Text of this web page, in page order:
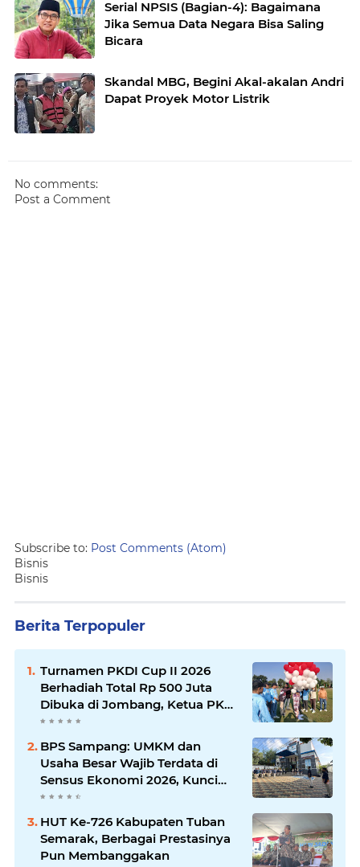
Serial NPSIS (Bagian-4): Bagaimana
Jika Semua Data Negara Bisa Saling
Bicara
Skandal MBG, Begini Akal-akalan Andri
Dapat Proyek Motor Listrik
No comments:
Post a Comment
Subscribe to: Post Comments (Atom)
Bisnis
Bisnis
Berita Terpopuler
Turnamen PKDI Cup II 2026
Berhadiah Total Rp 500 Juta
Dibuka di Jombang, Ketua PKDI
Jatim Syaifullah Mahdi: Ajang
Komunikasi Antar-Kades untuk
Memajukan Desa
BPS Sampang: UMKM dan
Usaha Besar Wajib Terdata di
Sensus Ekonomi 2026, Kunci
Kebijakan Tepat Sasaran
HUT Ke-726 Kabupaten Tuban
Semarak, Berbagai Prestasinya
Pun Membanggakan